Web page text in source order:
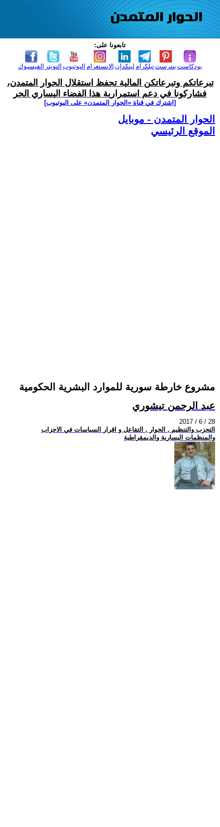
تابعونا على:
الفيسبوك التويتر اليوتيوب الانستغرام لينكدإن تيلكرامبنترست بودكاست
تبرعاتكم وتبرعاتكن المالية تحفظ استقلال الحوار المتمدن،
فشاركونا في دعم استمرارية هذا الفضاء اليساري الحر
[اشترك في قناة ‫«الحوار المتمدن» على اليوتيوب]
الحوار المتمدن - موبايل
الموقع الرئيسي
مشروع خارطة سورية للموارد البشرية الحكومية
عبد الرحمن تيشوري
2017 / 6 / 28
التحزب والتنظيم , الحوار , التفاعل و اقرار السياسات في الاحزاب
والمنظمات اليسارية والديمقراطية